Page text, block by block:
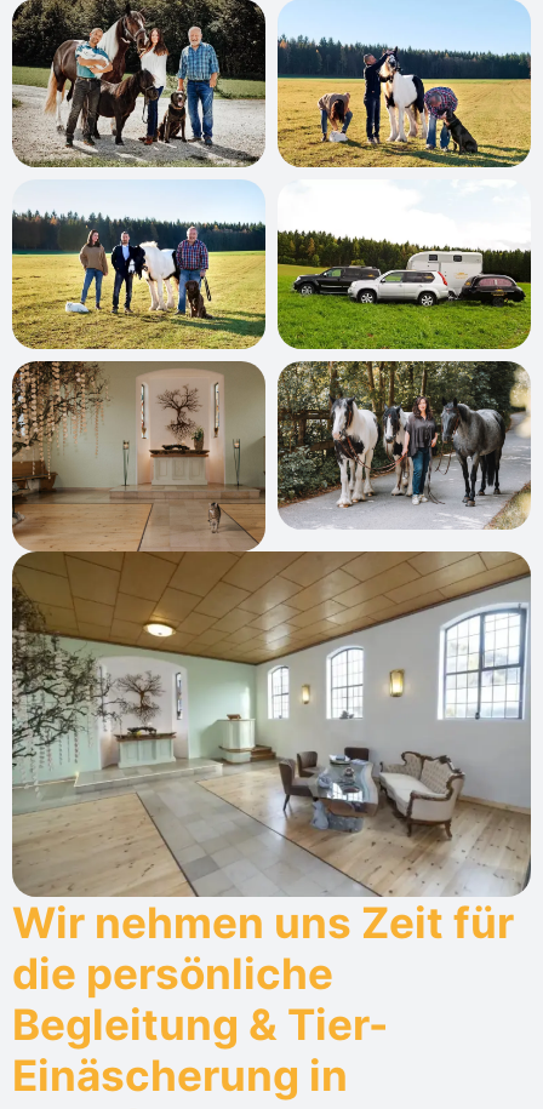
Wir nehmen uns Zeit für
die persönliche
Begleitung & Tier-
Einäscherung in